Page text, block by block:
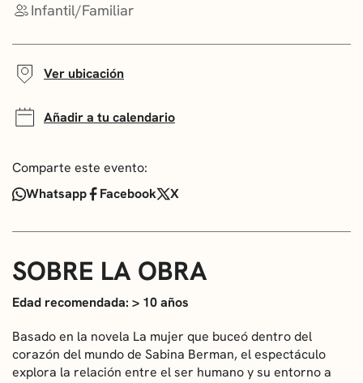
Infantil/Familiar
Ver ubicación
Añadir a tu calendario
Comparte este evento:
Whatsapp
Facebook X
SOBRE LA OBRA
Edad recomendada: > 10 años
Basado en la novela La mujer que buceó dentro del
corazón del mundo de Sabina Berman, el espectáculo
explora la relación entre el ser humano y su entorno a